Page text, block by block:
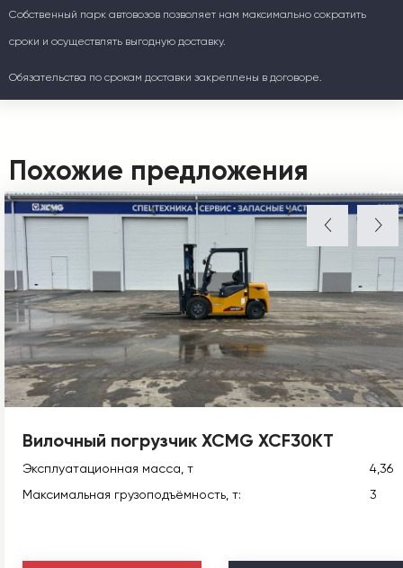
Собственный парк автовозов позволяет нам максимально сократить
сроки и осуществлять выгодную доставку.
Обязательства по срокам доставки закреплены в договоре.
Похожие предложения
Вилочный погрузчик XCMG XCF30KT
Эксплуатационная масса, т
4,36
Максимальная грузоподъёмность, т:
3